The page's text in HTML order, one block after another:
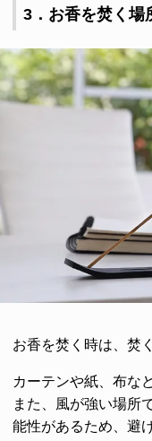
3．お香を焚く場
お香を焚く時は、焚
カーテンや紙、布な
また、風が強い場所
能性があるため、避